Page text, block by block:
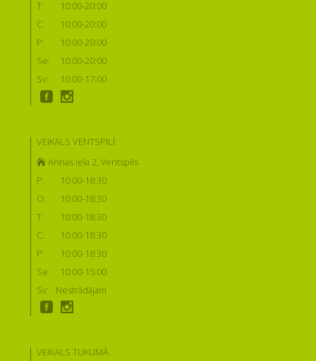
T:
10:00-20:00
C:
10:00-20:00
P:
10:00-20:00
Se:
10:00-20:00
Sv:
10:00-17:00
VEIKALS VENTSPILĪ:
Annas iela 2, Ventspils
P:
10:00-18:30
O:
10:00-18:30
T:
10:00-18:30
C:
10:00-18:30
P:
10:00-18:30
Se:
10:00-15:00
Sv:
Nestrādājam
VEIKALS TUKUMĀ